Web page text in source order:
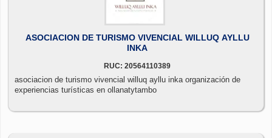
ASOCIACION DE TURISMO VIVENCIAL WILLUQ AYLLU
INKA
RUC: 20564110389
asociacion de turismo vivencial willuq ayllu inka organización de
experiencias turísticas en ollanatytambo